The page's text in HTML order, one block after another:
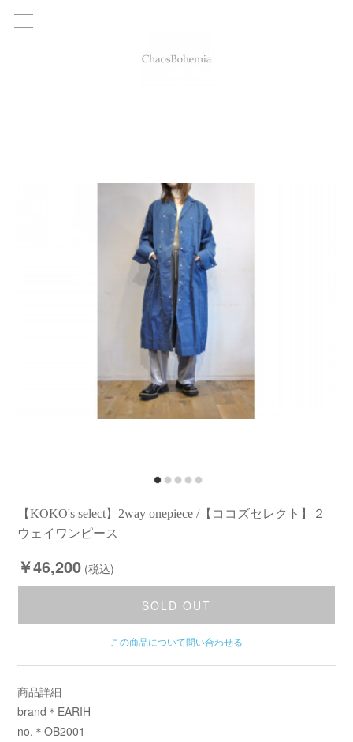
【KOKO's select】2way onepiece /【ココズセレクト】２
ウェイワンピース
￥46,200 (税込)
SOLD OUT
この商品について問い合わせる
商品詳細
brand＊EARIH
no.＊OB2001